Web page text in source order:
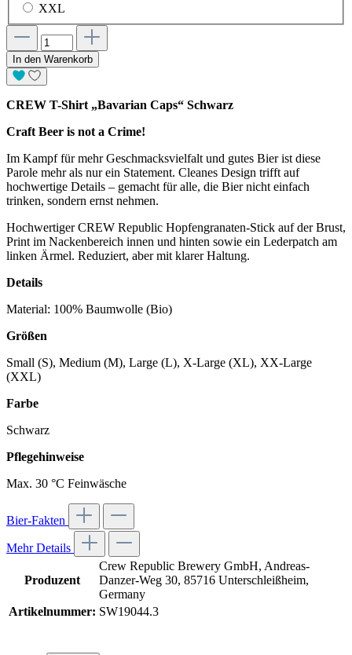
XXL
In den Warenkorb
CREW T-Shirt „Bavarian Caps“ Schwarz
Craft Beer is not a Crime!
Im Kampf für mehr Geschmacksvielfalt und gutes Bier ist diese
Parole mehr als nur ein Statement. Cleanes Design trifft auf
hochwertige Details – gemacht für alle, die Bier nicht einfach
trinken, sondern ernst nehmen.
Hochwertiger CREW Republic Hopfengranaten-Stick auf der Brust,
Print im Nackenbereich innen und hinten sowie ein Lederpatch am
linken Ärmel. Reduziert, aber mit klarer Haltung.
Details
Material: 100% Baumwolle (Bio)
Größen
Small (S), Medium (M), Large (L), X-Large (XL), XX-Large
(XXL)
Farbe
Schwarz
Pflegehinweise
Max. 30 °C Feinwäsche
Bier-Fakten
Mehr Details
Produzent
Crew Republic Brewery GmbH, Andreas-
Danzer-Weg 30, 85716 Unterschleißheim,
Germany
Artikelnummer: SW19044.3